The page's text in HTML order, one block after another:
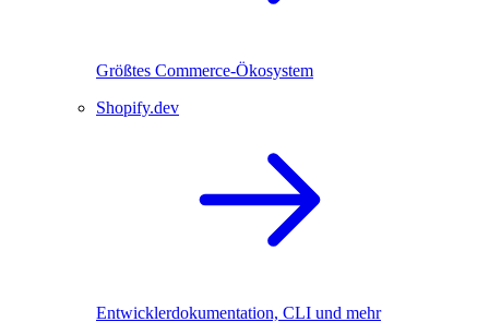
Größtes Commerce-Ökosystem
Shopify.dev
Entwicklerdokumentation, CLI und mehr